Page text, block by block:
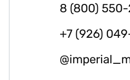
8 (800)
+7 (926)